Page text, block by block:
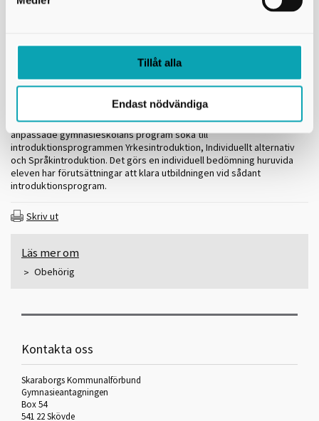
Tillåt alla
Endast nödvändiga
betyget E i svenska/svenska som andraspråk, engelska
och
saknar betyg till nationellt program.
Språkintroduktion: saknar betyg till nationellt program och är
Elever tillhörande anpassad skola kan förutom att söka till den
anpassade gymnasieskolans program söka till
introduktionsprogrammen Yrkesintroduktion, Individuellt alternativ
och Språkintroduktion. Det görs en individuell bedömning huruvida
eleven har förutsättningar att klara utbildningen vid sådant
introduktionsprogram.
Skriv ut
Läs mer om
Obehörig
Kontakta oss
Skaraborgs Kommunalförbund
Gymnasieantagningen
Box 54
541 22 Skövde